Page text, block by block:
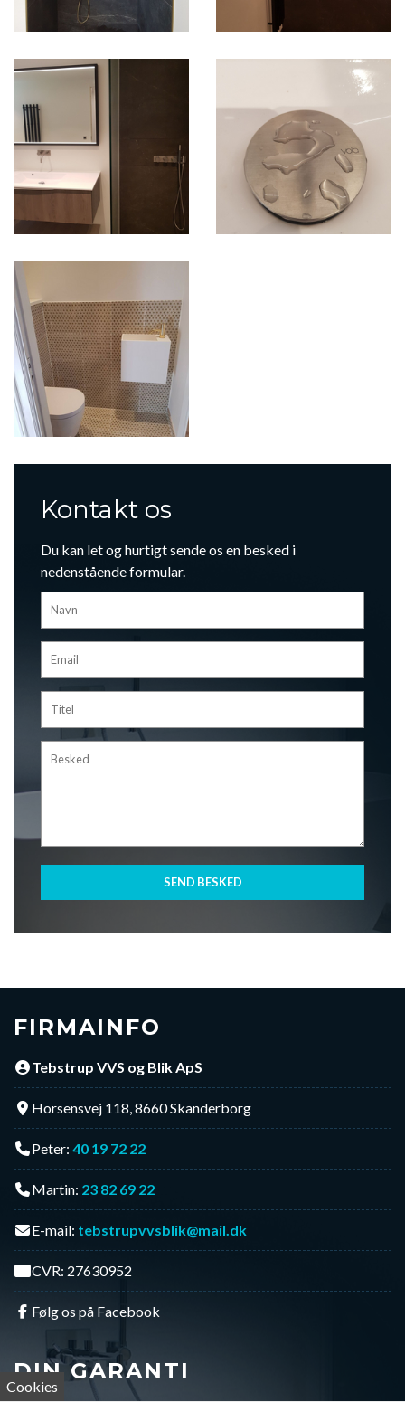
Kontakt os
Du kan let og hurtigt sende os en besked i
nedenstående formular.
FIRMAINFO
Tebstrup VVS og Blik ApS
Horsensvej 118, 8660 Skanderborg
Peter: 40 19 72 22
Martin: 23 82 69 22
E-mail: tebstrupvvsblik@mail.dk
CVR: 27630952
Følg os på Facebook
DIN GARANTI
Cookies